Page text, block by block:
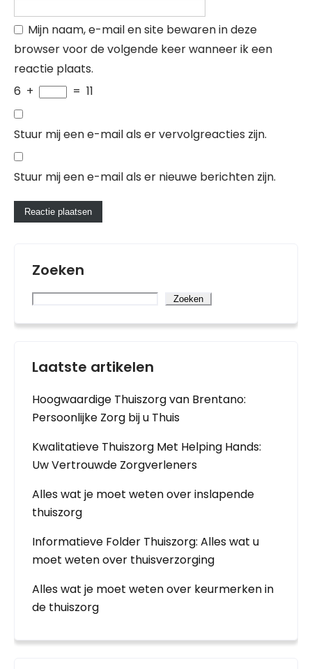
Mijn naam, e-mail en site bewaren in deze
browser voor de volgende keer wanneer ik een
reactie plaats.
6 + = 11
Stuur mij een e-mail als er vervolgreacties zijn.
Stuur mij een e-mail als er nieuwe berichten zijn.
Zoeken
Zoeken
Laatste artikelen
Hoogwaardige Thuiszorg van Brentano:
Persoonlijke Zorg bij u Thuis
Kwalitatieve Thuiszorg Met Helping Hands:
Uw Vertrouwde Zorgverleners
Alles wat je moet weten over inslapende
thuiszorg
Informatieve Folder Thuiszorg: Alles wat u
moet weten over thuisverzorging
Alles wat je moet weten over keurmerken in
de thuiszorg